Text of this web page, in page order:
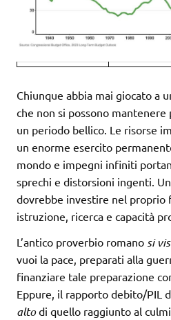
Chiunque abbia mai giocato a
che non si possono mantenere
un periodo bellico. Le risorse
un enorme esercito
mondo e impegni infiniti
sprechi e distorsioni ingenti.
dovrebbe investire nel
istruzione, ricerca e capacità
L’antico proverbio romano si
vuoi la pace, preparati alla
finanziare tale preparazione
Eppure, il rapporto debito/PIL
altodi quello raggiunto al